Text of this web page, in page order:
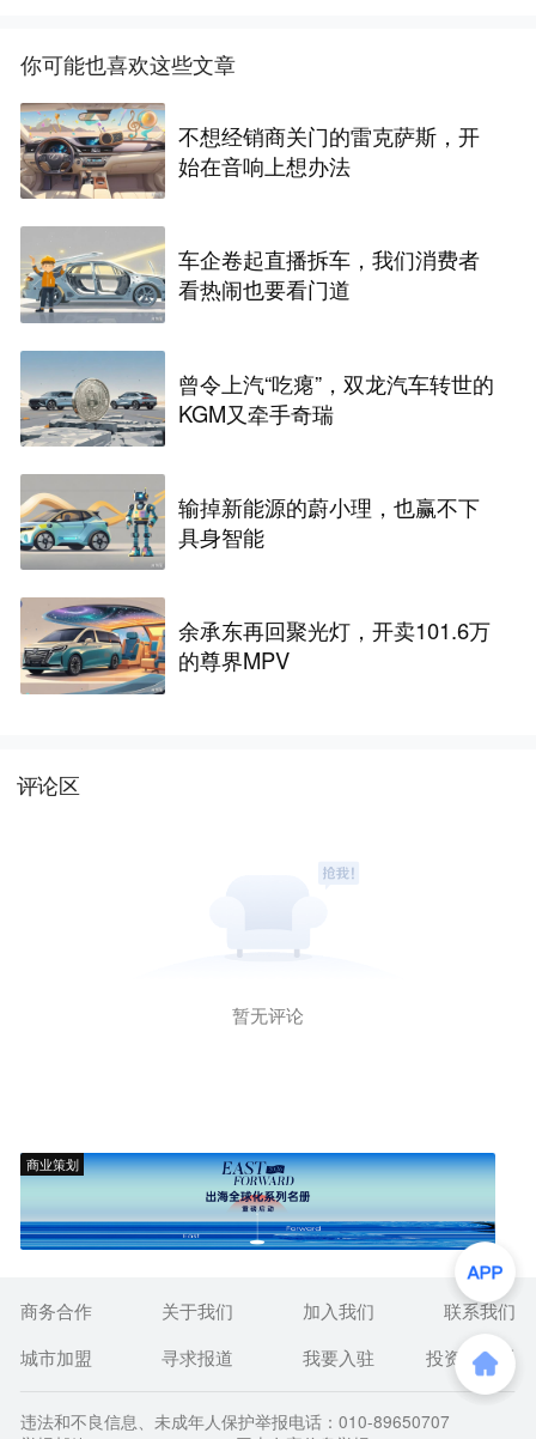
你可能也喜欢这些文章
不想经销商关门的雷克萨斯，开
始在音响上想办法
车企卷起直播拆车，我们消费者
看热闹也要看门道
曾令上汽“吃瘪”，双龙汽车转世的
KGM又牵手奇瑞
输掉新能源的蔚小理，也赢不下
具身智能
余承东再回聚光灯，开卖101.6万
的尊界MPV
评论区
暂无评论
商业策划
商务合作 关于我们 加入我们
联系我们
城市加盟
寻求报道 我要入驻 投资者关系
违法和不良信息、未成年人保护举报电话：010-89650707